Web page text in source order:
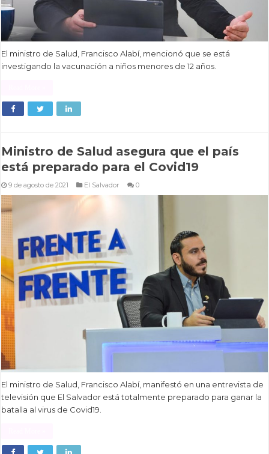
El ministro de Salud, Francisco Alabí, mencionó que se está
investigando la vacunación a niños menores de 12 años.
Ministro de Salud asegura que el país
está preparado para el Covid19
9 de agosto de 2021 El Salvador 0
El ministro de Salud, Francisco Alabí, manifestó en una entrevista de
televisión que El Salvador está totalmente preparado para ganar la
batalla al virus de Covid19.